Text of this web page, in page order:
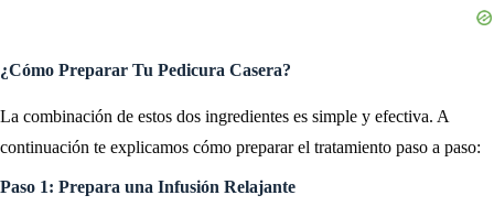
¿Cómo Preparar Tu Pedicura Casera?
La combinación de estos dos ingredientes es simple y efectiva. A
continuación te explicamos cómo preparar el tratamiento paso a paso:
Paso 1: Prepara una Infusión Relajante